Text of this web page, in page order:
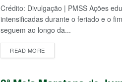
Crédito: Divulgação | PMSS Ações
intensificadas durante o feriado e o
seguem ao longo da...
READ MORE